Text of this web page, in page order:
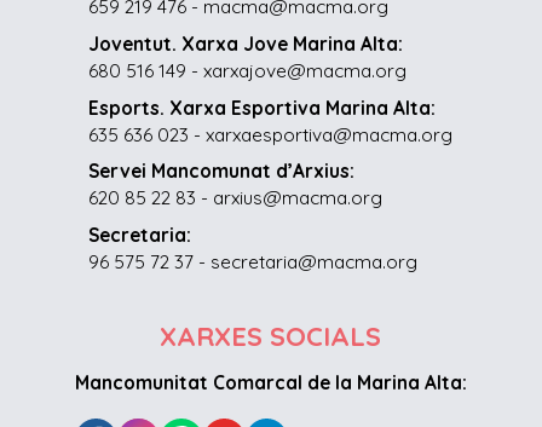
659 219 476 - macma@macma.org
Joventut. Xarxa Jove Marina Alta:
680 516 149 - xarxajove@macma.org
Esports. Xarxa Esportiva Marina Alta:
635 636 023 - xarxaesportiva@macma.org
Servei Mancomunat d’Arxius:
620 85 22 83 - arxius@macma.org
Secretaria:
96 575 72 37 - secretaria@macma.org
XARXES SOCIALS
Mancomunitat Comarcal de la Marina Alta: